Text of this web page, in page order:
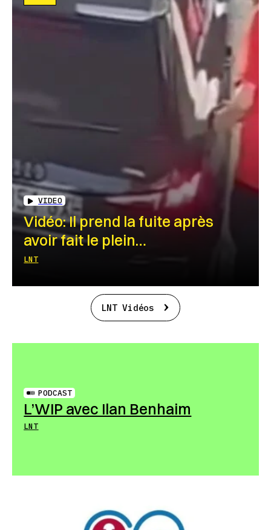
VIDEO
Vidéo: Il prend la fuite après
avoir fait le plein…
LNT
LNT Vidéos
PODCAST
L’WIP avec Ilan Benhaim
LNT